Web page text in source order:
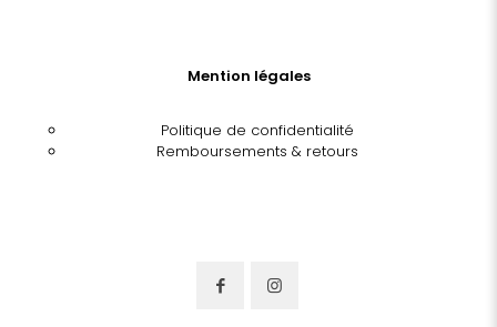
Mention légales
Politique de confidentialité
Remboursements & retours